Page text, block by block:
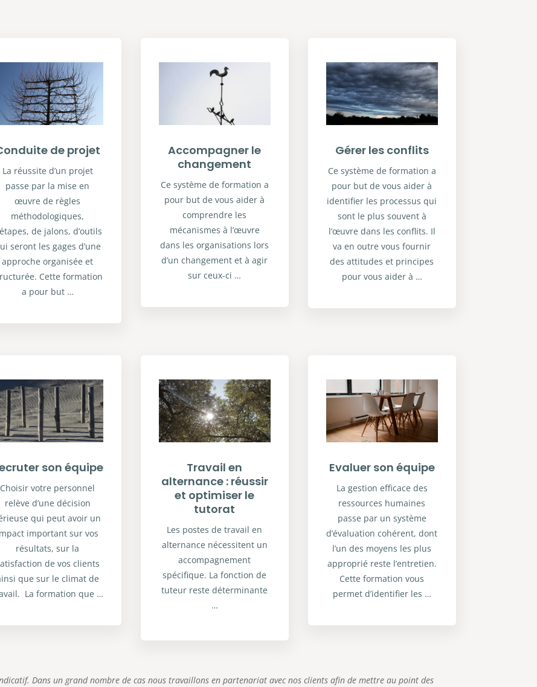
de projet
La réussite d’un projet
passe par la mise en
œuvre de règles
méthodologiques,
de jalons, d’outils
seront les gages d’une
approche organisée et
Cette formation
a pour but …
Accompagner le
changement
Ce système de formation a
pour but de vous aider à
comprendre les
mécanismes à l’œuvre
dans les organisations lors
d’un changement et à agir
sur ceux-ci …
Gérer les conflits
Ce système de formation a
pour but de vous aider à
identifier les processus qui
sont le plus souvent à
l’œuvre dans les conflits. Il
va en outre vous fournir
des attitudes et principes
pour vous aider à …
son équipe
Choisir votre personnel
relève d’une décision
qui peut avoir un
important sur vos
résultats, sur la
de vos clients
que sur le climat de
La formation que …
Travail en
alternance : réussir
et optimiser le
tutorat
Les postes de travail en
alternance nécessitent un
accompagnement
spécifique. La fonction de
tuteur reste déterminante
…
Evaluer son équipe
La gestion efficace des
ressources humaines
passe par un système
d’évaluation cohérent, dont
l’un des moyens les plus
approprié reste l’entretien.
Cette formation vous
permet d’identifier les …
Dans un grand nombre de cas nous travaillons en partenariat avec nos clients afin de mettre au point des